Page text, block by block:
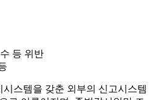
등 위반
스템을 갖춘 외부의 신고시스템